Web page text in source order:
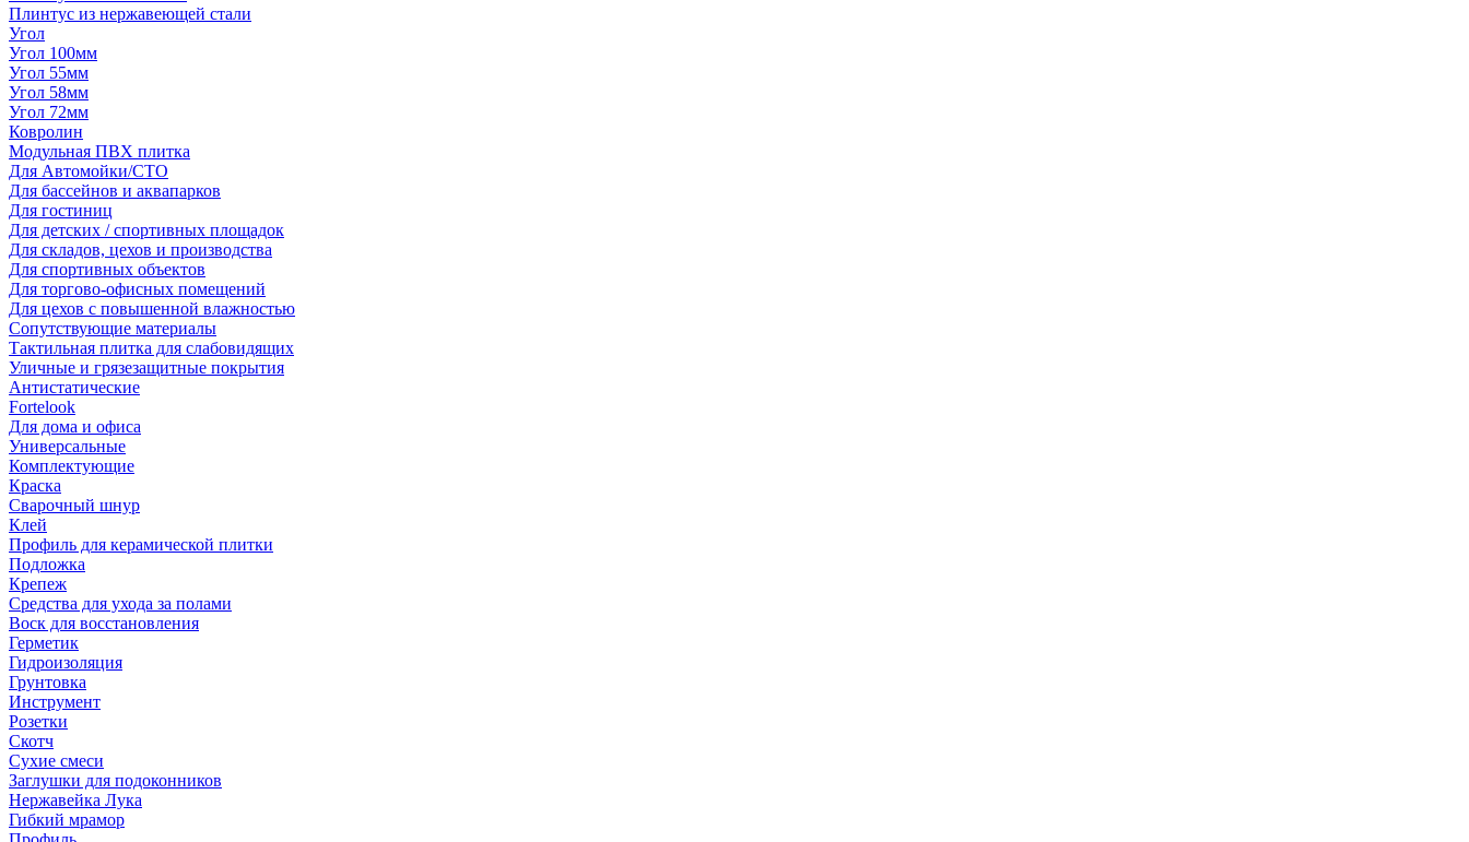
Плинтус из нержавеющей стали
Угол
Угол 100мм
Угол 55мм
Угол 58мм
Угол 72мм
Ковролин
Модульная ПВХ плитка
Для Автомойки/СТО
Для бассейнов и аквапарков
Для гостиниц
Для детских / спортивных площадок
Для складов, цехов и производства
Для спортивных объектов
Для торгово-офисных помещений
Для цехов с повышенной влажностью
Сопутствующие материалы
Тактильная плитка для слабовидящих
Уличные и грязезащитные покрытия
Антистатические
Fortelook
Для дома и офиса
Универсальные
Комплектующие
Краска
Сварочный шнур
Клей
Профиль для керамической плитки
Подложка
Крепеж
Средства для ухода за полами
Воск для восстановления
Герметик
Гидроизоляция
Грунтовка
Инструмент
Розетки
Скотч
Сухие смеси
Заглушки для подоконников
Нержавейка Лука
Гибкий мрамор